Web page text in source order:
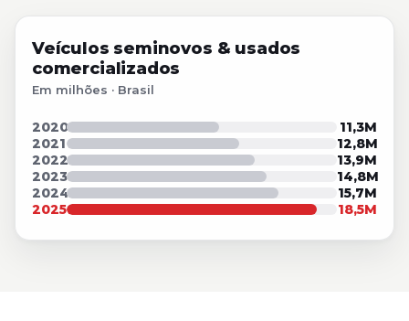
Veículos seminovos & usados
comercializados
Em milhões · Brasil
2020 11,3M
2021
12,8M
2022
13,9M
2023
14,8M
2024
15,7M
2025
18,5M